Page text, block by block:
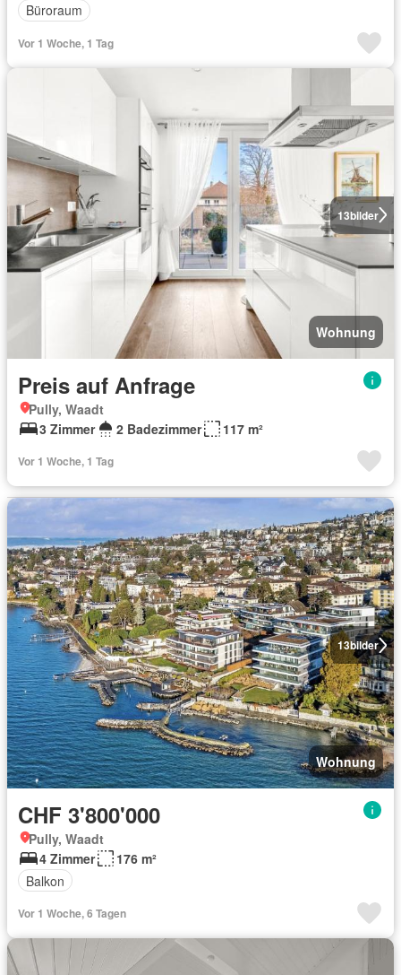
Büroraum
Vor 1 Woche, 1 Tag
13bilder
Wohnung
Preis auf Anfrage
Pully, Waadt
3 Zimmer
2 Badezimmer 117 m²
Vor 1 Woche, 1 Tag
13bilder
Wohnung
CHF 3'800'000
Pully, Waadt
4 Zimmer
176 m²
Balkon
Vor 1 Woche, 6 Tagen